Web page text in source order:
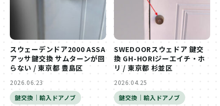
スウェーデンドア2000 ASSA
アッサ鍵交換 サムターンが回
らない / 東京都 豊島区
2026.06.23
鍵交換｜輸入ドアノブ
SWEDOORスウェドア 鍵交
換 GH-HORIジーエイチ・ホ
リ / 東京都 杉並区
2026.04.25
鍵交換｜輸入ドアノブ